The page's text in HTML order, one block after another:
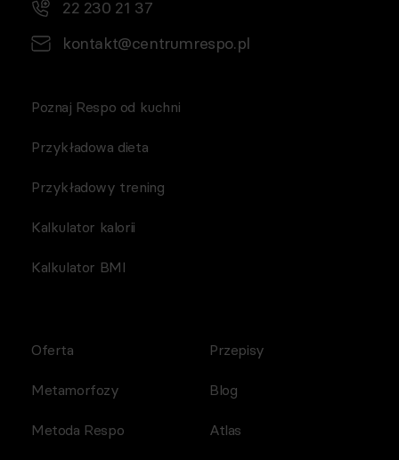
22 230 21 37
kontakt@centrumrespo.pl
Poznaj Respo od kuchni
Przykładowa dieta
Przykładowy trening
Kalkulator kalorii
Kalkulator BMI
Oferta
Metamorfozy
Metoda Respo
Przepisy
Blog
Atlas